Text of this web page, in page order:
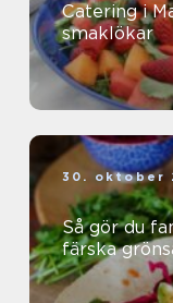
Catering i
smaklökar
30. oktober
Så gör du
färska